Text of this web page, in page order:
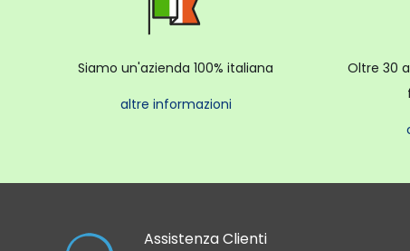
Siamo un'azienda 100% italiana
altre informazioni
Oltre 30
Assistenza Clienti